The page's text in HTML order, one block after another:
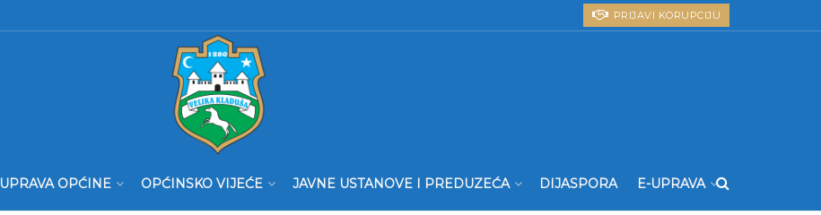
PRIJAVI KORUPCIJU
UPRAVA OPĆINE OPĆINSKO VIJEĆE JAVNE USTANOVE I PREDUZEĆA DIJASPORA E-UPRAVA